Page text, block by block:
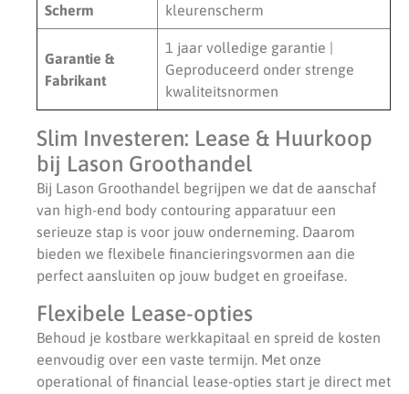
Scherm
kleurenscherm
Garantie &
Fabrikant
1 jaar volledige garantie |
Geproduceerd onder strenge
kwaliteitsnormen
Slim Investeren: Lease & Huurkoop
bij Lason Groothandel
Bij Lason Groothandel begrijpen we dat de aanschaf
van high-end body contouring apparatuur een
serieuze stap is voor jouw onderneming. Daarom
bieden we flexibele financieringsvormen aan die
perfect aansluiten op jouw budget en groeifase.
Flexibele Lease-opties
Behoud je kostbare werkkapitaal en spreid de kosten
eenvoudig over een vaste termijn. Met onze
operational of financial lease-opties start je direct met